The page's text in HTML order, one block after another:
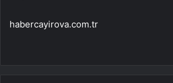
habercayirova.com.tr